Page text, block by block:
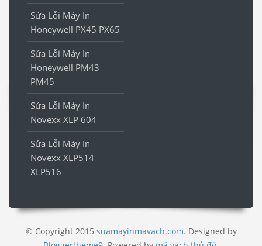
Sửa Lỗi Máy In
Honeywell PX45 PX65
Sửa Lỗi Máy In
Honeywell PM43
PM45
Sửa Lỗi Máy In
Novexx XLP 604
Sửa Lỗi Máy In
Novexx XLP514
XLP516
© Copyright 2015 suamayinmavach.com. Designed by